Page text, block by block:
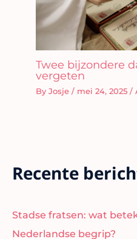
Twee bijzondere
vergeten
By Josje / mei 24, 2025 /
Recente
Stadse fratsen: wat
Nederlandse begrip?